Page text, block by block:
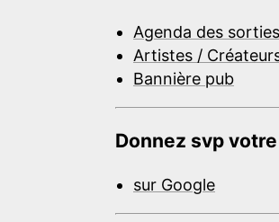
Agenda des
Artistes /
Bannière pub
Donnez svp
sur Google